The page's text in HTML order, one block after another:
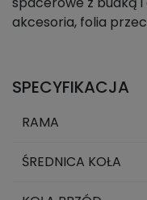
akcesoria, folia
SPECYFIKACJA
RAMA
ŚREDNICA KOŁA